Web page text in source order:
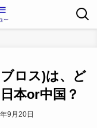
ロス)は、ど
本or中国？
9月20日